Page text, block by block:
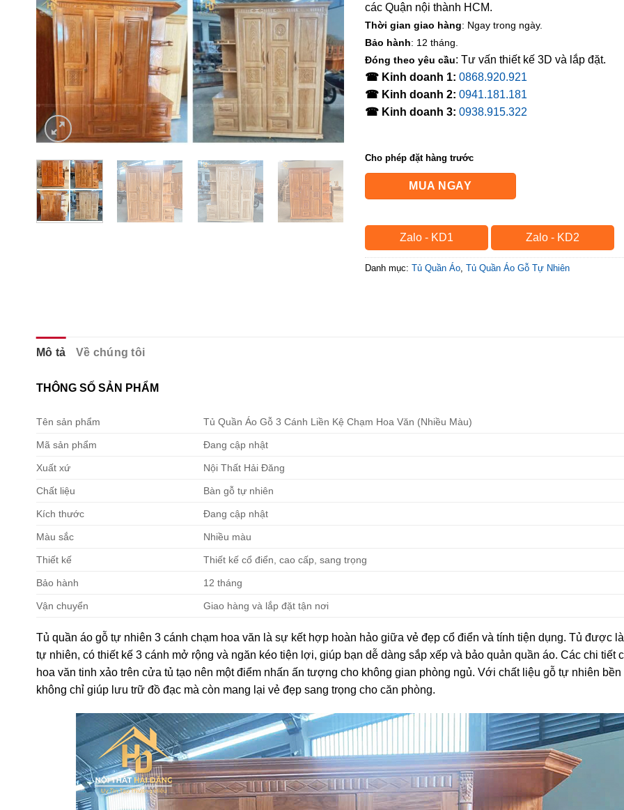
các Quận nội thành HCM.
Thời gian giao hàng: Ngay trong ngày.
Bảo hành: 12 tháng.
Đóng theo yêu cầu: Tư vấn thiết kế 3D và lắp đặt.
☎ Kinh doanh 1: 0868.920.921
☎ Kinh doanh 2: 0941.181.181
☎ Kinh doanh 3: 0938.915.322
Cho phép đặt hàng trước
MUA NGAY
Zalo - KD1 Zalo - KD2
Danh mục: Tủ Quần Áo Tủ Quần Áo Gỗ Tự Nhiên
Mô tả Về chúng tôi
THÔNG SỐ SẢN PHẨM
Tên sản phẩm Tủ Quần Áo Gỗ 3 Cánh Liền Kệ Chạm Hoa Văn (Nhiều Màu)
Mã sản phẩm Đang cập nhật
Xuất xứ Nội Thất Hải Đăng
Chất liệu Bàn gỗ tự nhiên
Kích thước Đang cập nhật
Màu sắc Nhiều màu
Thiết kế Thiết kế cổ điển, cao cấp, sang trọng
Bảo hành 12 tháng
Vận chuyển Giao hàng và lắp đặt tận nơi
Tủ quần áo gỗ tự nhiên 3 cánh chạm hoa văn là sự kết hợp hoàn hảo giữa vẻ đẹp cổ điển và tính tiện dụng. Tủ được
tự nhiên, có thiết kế 3 cánh mở rộng và ngăn kéo tiện lợi, giúp bạn dễ dàng sắp xếp và bảo quản quần áo. Các chi tiết
hoa văn tinh xảo trên cửa tủ tạo nên một điểm nhấn ấn tượng cho không gian phòng ngủ. Với chất liệu gỗ tự nhiên bền
không chỉ giúp lưu trữ đồ đạc mà còn mang lại vẻ đẹp sang trọng cho căn phòng.